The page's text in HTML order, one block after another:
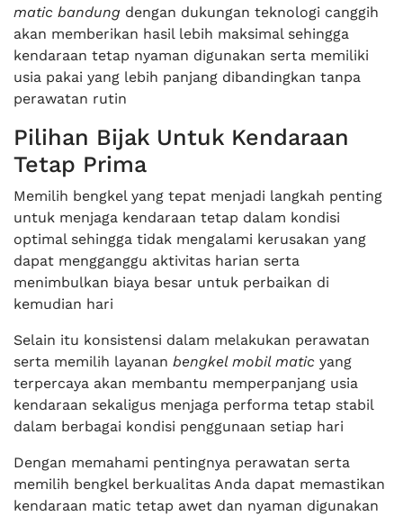
matic bandung dengan dukungan teknologi canggih
akan memberikan hasil lebih maksimal sehingga
kendaraan tetap nyaman digunakan serta memiliki
usia pakai yang lebih panjang dibandingkan tanpa
perawatan rutin
Pilihan Bijak Untuk Kendaraan
Tetap Prima
Memilih bengkel yang tepat menjadi langkah penting
untuk menjaga kendaraan tetap dalam kondisi
optimal sehingga tidak mengalami kerusakan yang
dapat mengganggu aktivitas harian serta
menimbulkan biaya besar untuk perbaikan di
kemudian hari
Selain itu konsistensi dalam melakukan perawatan
serta memilih layanan bengkel mobil matic yang
terpercaya akan membantu memperpanjang usia
kendaraan sekaligus menjaga performa tetap stabil
dalam berbagai kondisi penggunaan setiap hari
Dengan memahami pentingnya perawatan serta
memilih bengkel berkualitas Anda dapat memastikan
kendaraan matic tetap awet dan nyaman digunakan